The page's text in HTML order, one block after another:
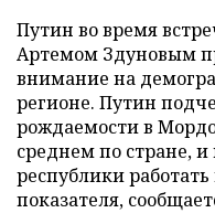
Путин во время
Артемом Здуновым
внимание на
регионе. Путин
рождаемости в
среднем по стране,
республики
показателя,